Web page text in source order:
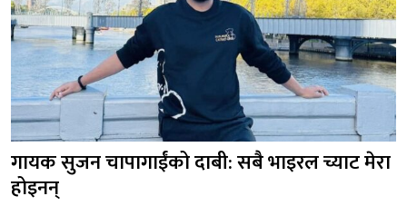
गायक सुजन चापागाईंको दाबी: सबै भाइरल च्याट मेरा
होइनन्